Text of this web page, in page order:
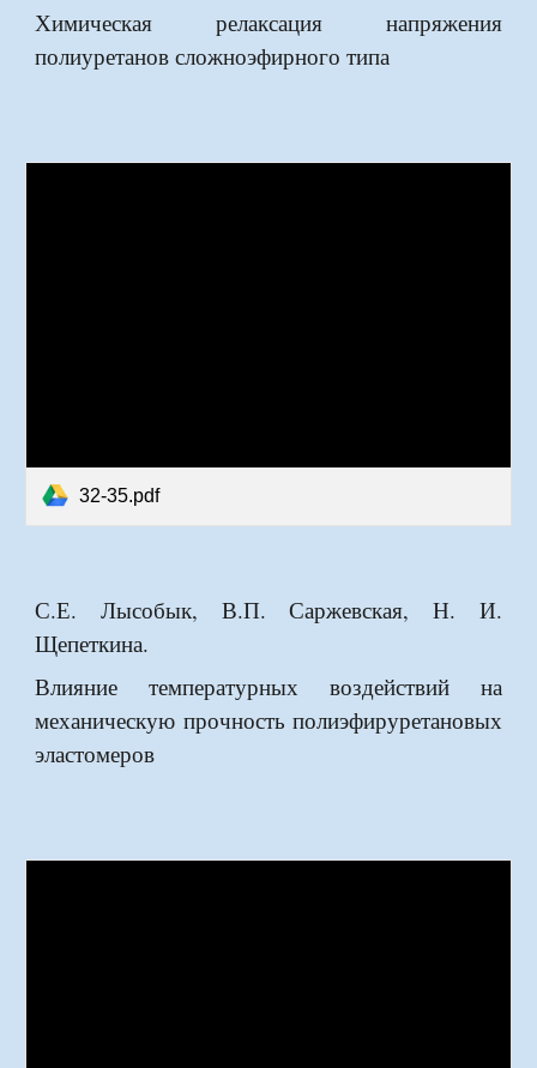
Химическая релаксация напряжения
полиуретанов сложноэфирного типа
32-35.pdf
С.Е. Лысобык, В.П. Саржевская, Н. И.
Щепеткина.
Влияние температурных воздействий на
механическую прочность полиэфируретановых
эластомеров